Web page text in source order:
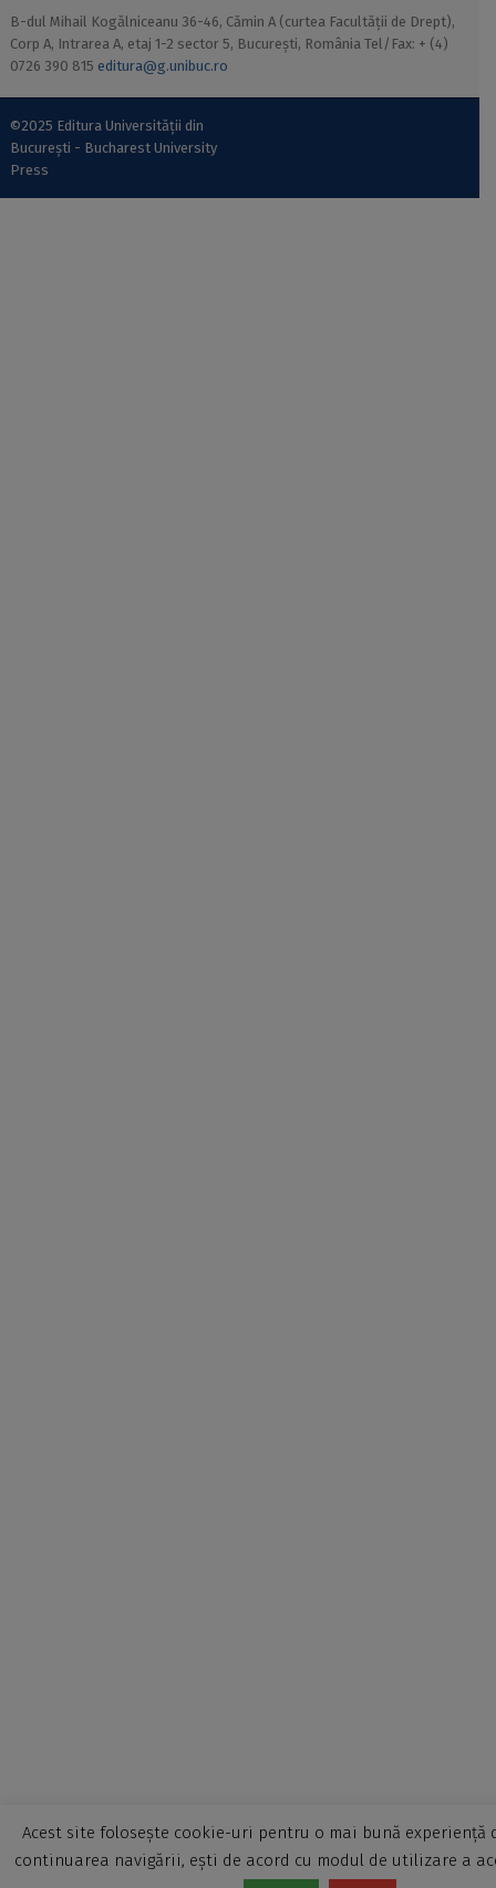
B-dul Mihail Kogălniceanu 36-46, Cămin A (curtea Facultății de Drept),
Corp A, Intrarea A, etaj 1-2 sector 5, București, România Tel/Fax: + (4)
0726 390 815 editura@g.unibuc.ro
©2025 Editura Universității din
București - Bucharest University
Press
Acest site folosește cookie-uri pentru o mai bună experiență
continuarea navigării, ești de acord cu modul de utilizare a